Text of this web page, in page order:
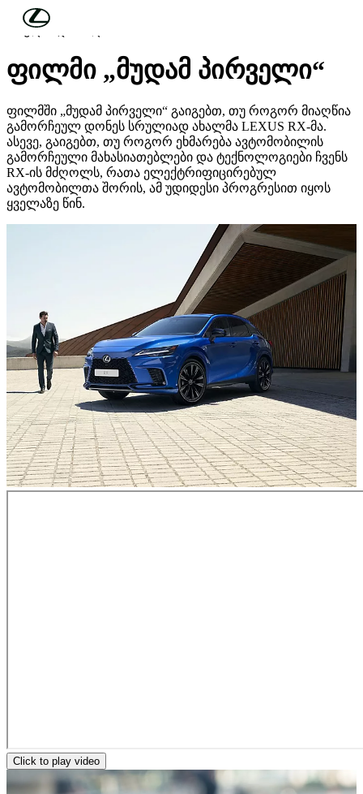
მთავარ კონტენტზე გადასვლა
სრულიად ახალი LEXUS RX
ფილმი „მუდამ პირველი“
ფილმში „მუდამ პირველი“ გაიგებთ, თუ როგორ მიაღწია
გამორჩეულ დონეს სრულიად ახალმა LEXUS RX-მა.
ასევე, გაიგებთ, თუ როგორ ეხმარება ავტომობილის
გამორჩეული მახასიათებლები და ტექნოლოგიები ჩვენს
RX-ის მძღოლს, რათა ელექტრიფიცირებულ
ავტომობილთა შორის, ამ უდიდესი პროგრესით იყოს
ყველაზე წინ.
Click to play video